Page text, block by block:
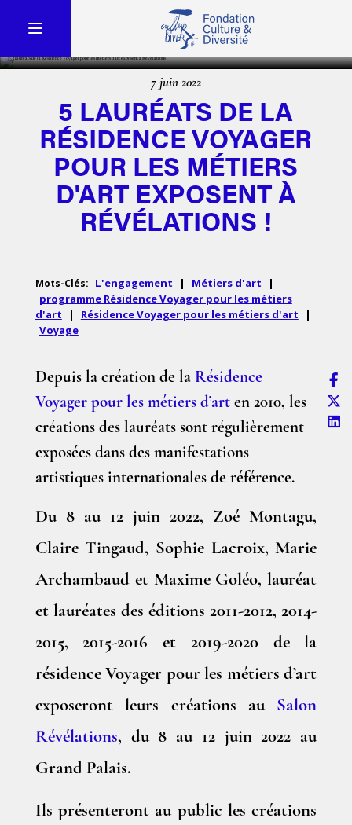
7 juin 2022
5 LAURÉATS DE LA
RÉSIDENCE VOYAGER
POUR LES MÉTIERS
D'ART EXPOSENT À
RÉVÉLATIONS !
Mots-Clés: L'engagement | Métiers d'art
|
programme Résidence Voyager pour les métiers
d'art
| Résidence Voyager pour les métiers d'art
|
Voyage
Depuis la création de la Résidence
Voyager pour les métiers d’arten 2010, les
créations des lauréats sont régulièrement
exposées dans des manifestations
artistiques internationales de référence.
Du 8 au 12 juin 2022, Zoé Montagu,
Claire Tingaud, Sophie Lacroix, Marie
Archambaud et Maxime Goléo, lauréat
et lauréates des éditions 2011-2012, 2014-
2015, 2015-2016 et 2019-2020 de la
résidence Voyager pour les métiers d’art
exposeront leurs créations au Salon
Révélations, du 8 au 12 juin 2022 au
Grand Palais.
Ils présenteront au public les créations